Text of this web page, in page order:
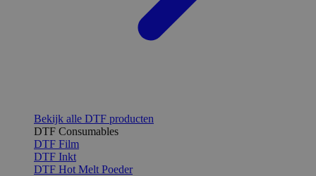
Bekijk alle DTF producten
DTF Consumables
DTF Film
DTF Inkt
DTF Hot Melt Poeder